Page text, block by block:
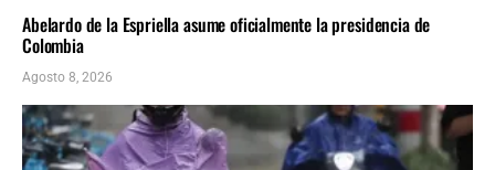
Abelardo de la Espriella asume oficialmente la presidencia de
Colombia
Agosto 8, 2026